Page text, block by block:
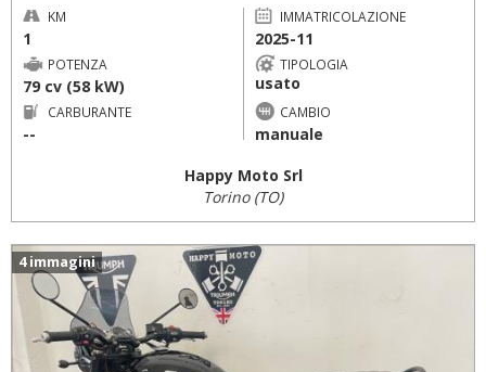
KM
1
IMMATRICOLAZIONE
2025-11
POTENZA
79 cv (58 kW)
TIPOLOGIA
usato
CARBURANTE
--
CAMBIO
manuale
Happy Moto Srl
Torino (TO)
4 immagini